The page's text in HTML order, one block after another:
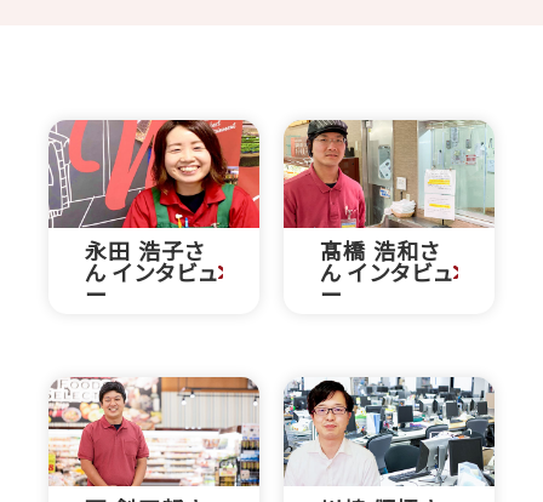
永田 浩子さ
ん インタビュ
ー
髙橋 浩和さ
ん インタビュ
ー